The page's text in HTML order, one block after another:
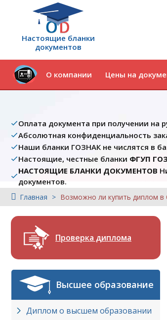
Настоящие бланки
документов
О компании Цены на
Оплата документа при получении на
Абсолютная конфиденциальность
Наши бланки ГОЗНАК не числятся в
Настоящие, честные бланки ФГУП
НАСТОЯЩИЕ БЛАНКИ ДОКУМЕНТОВ
документов.
Главная Возможно ли купить диплом в
Проверка диплома
Высшее образование
Диплом о высшем образовании